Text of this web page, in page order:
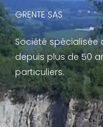
GRENTE SAS
Société spécialisée
depuis plus de 50
particuliers.